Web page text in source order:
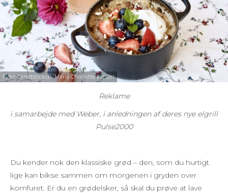
Foto: Carrotstick.dk/Maria Charlotte Larsen
Reklame
i samarbejde med Weber, i anledningen af deres nye elgrill
Pulse2000
Du kender nok den klassiske grød – den, som du hurtigt
lige kan bikse sammen om morgenen i gryden over
komfuret. Er du en grødelsker, så skal du prøve at lave